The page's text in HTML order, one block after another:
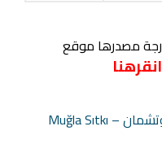
مصدرها موقع
انقرهنا
جامعة موغلا صدقي كوتشمان – Muğla Sıtkı